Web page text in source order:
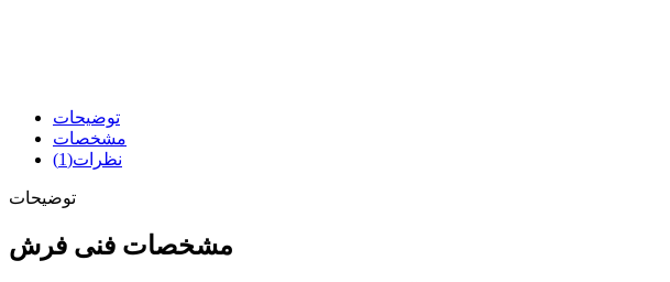
توضیحات
مشخصات
نظرات(1)
توضیحات
مشخصات فنی فرش